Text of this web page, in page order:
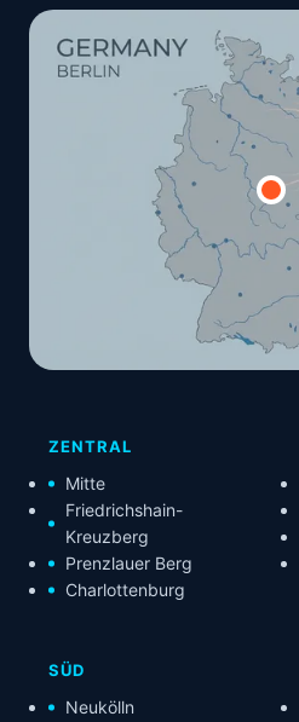
ZENTRAL
Mitte
Friedrichshain-
Kreuzberg
Prenzlauer Berg
Charlottenburg
SÜD
Neukölln